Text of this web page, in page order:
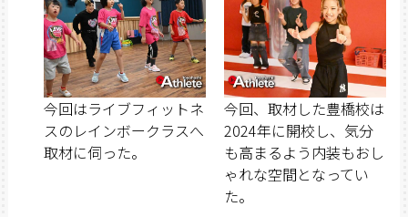
今回はライブフィットネ
スのレインボークラスへ
取材に伺った。
今回、取材した豊橋校は
2024年に開校し、気分
も高まるよう内装もおし
ゃれな空間となってい
た。